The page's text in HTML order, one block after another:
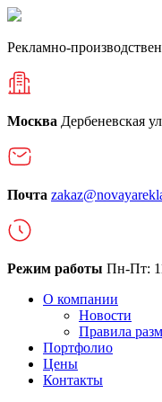
Рекламно-
Москва Дербеневская
Почта
Режим работы Пн-Пт:
О компании
Новости
Правила
Портфолио
Цены
Контакты